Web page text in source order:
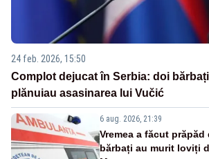
24 feb. 2026, 15:50
Complot dejucat în Serbia: doi
plănuiau asasinarea lui Vučić
6 aug. 2026, 21:39
Vremea a făcut
bărbați au murit loviți